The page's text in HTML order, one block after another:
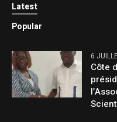
Latest
Popular
6
Côte